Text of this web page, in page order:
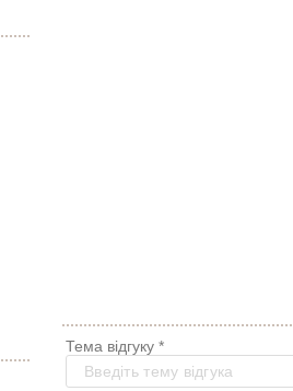
Тема відгуку *